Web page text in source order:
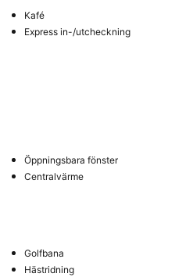
Kafé
Express in-/utcheckning
Öppningsbara fönster
Centralvärme
Golfbana
Hästridning